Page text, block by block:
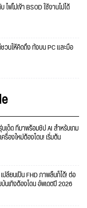
ฟไม่เข้า BSOD ใช้งานไม่ได้
วนให้คิดถึง ทั้งบน PC และมือ
เด็ด ที่มาพร้อมชิป AI สำหรับเกม
ครื่องใหม่ต้องโดน! เริ่มต้น
ปลี่ยนเป็น FHD ภาพลื่นก็ได้! ต่อ
นเทิงต้องโดน อัพเดตปี 2026